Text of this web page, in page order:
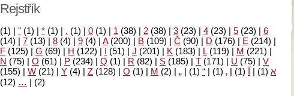
Rejstřík
(1) | " (1) | * (1) | . (1) | 0 (1) | 1 (38) | 2 (38) | 3 (23) | 4 (23) | 5 (23) | 6
(14) | 7 (13) | 8 (4) | 9 (4) | A(200) | B (109) | Č (90) | D (176) | E (214) |
F (125) | G (69) | H (122) | I (51) | J (201) | K (183) | L(119) | M (221) |
N (75) | O (61) | P (234) | Q (1) | R (82) | S (185) | T (171) | U (75) | V
(155) | W (21) | Y (4) | Z (128) | Ο (1) | М (2) | א (1)
| آ (1)
|
‚
(1)
|
“
(1)
|
„
(2)
|
…
(12)